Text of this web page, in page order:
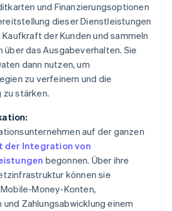
und Finanzierungsoptionen
dieser Dienstleistungen
der Kunden und sammeln
über das Ausgabeverhalten. Sie
dann nutzen, um
zu verfeinern und die
zu stärken.
auf der ganzen
der Integration von
begonnen. Über ihre
können sie
Money-Konten,
und Zahlungsabwicklung einem